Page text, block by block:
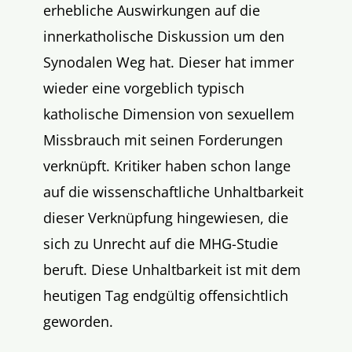
erhebliche Auswirkungen auf die
innerkatholische Diskussion um den
Synodalen Weg hat. Dieser hat immer
wieder eine vorgeblich typisch
katholische Dimension von sexuellem
Missbrauch mit seinen Forderungen
verknüpft. Kritiker haben schon lange
auf die wissenschaftliche Unhaltbarkeit
dieser Verknüpfung hingewiesen, die
sich zu Unrecht auf die MHG-Studie
beruft. Diese Unhaltbarkeit ist mit dem
heutigen Tag endgültig offensichtlich
geworden.